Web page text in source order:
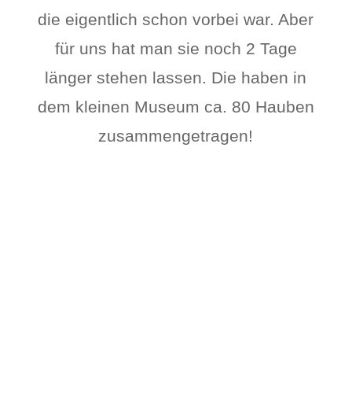
die eigentlich schon vorbei war. Aber
für uns hat man sie noch 2 Tage
länger stehen lassen. Die haben in
dem kleinen Museum ca. 80 Hauben
zusammengetragen!